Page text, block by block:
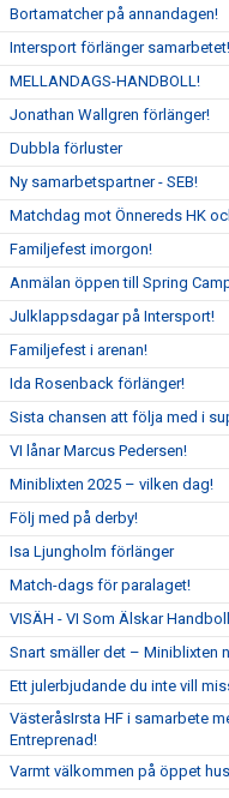
Bortamatcher på annandagen!
Intersport förlänger samarbetet!
MELLANDAGS-HANDBOLL!
Jonathan Wallgren förlänger!
Dubbla förluster
Ny samarbetspartner - SEB!
Matchdag mot Önnereds HK
Familjefest imorgon!
Anmälan öppen till Spring
Julklappsdagar på Intersport!
Familjefest i arenan!
Ida Rosenback förlänger!
Sista chansen att följa med i
VI lånar Marcus Pedersen!
Miniblixten 2025 – vilken dag!
Följ med på derby!
Isa Ljungholm förlänger
Match-dags för paralaget!
VISÄH - VI Som Älskar Handboll
Snart smäller det – Miniblixten
Ett julerbjudande du inte vill
VästeråsIrsta HF i samarbete
Entreprenad!
Varmt välkommen på öppet